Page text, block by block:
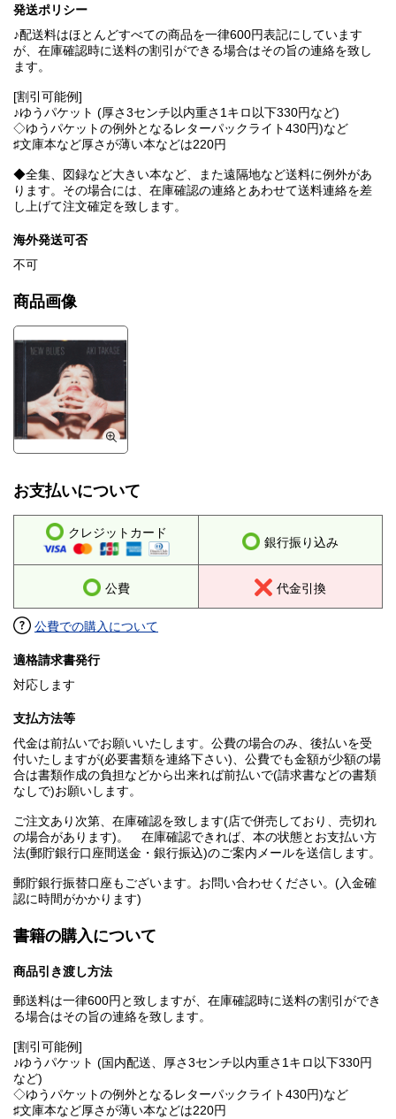
発送ポリシー
♪配送料はほとんどすべての商品を一律600円表記にしています
が、在庫確認時に送料の割引ができる場合はその旨の連絡を致し
ます。
[割引可能例]
♪ゆうパケット (厚さ3センチ以内重さ1キロ以下330円など)
◇ゆうパケットの例外となるレターパックライト430円)など
♯文庫本など厚さが薄い本などは220円
◆全集、図録など大きい本など、また遠隔地など送料に例外があ
ります。その場合には、在庫確認の連絡とあわせて送料連絡を差
し上げて注文確定を致します。
海外発送可否
不可
商品画像
お支払いについて
クレジットカード
銀行振り込み
公費 代金引換
公費での購入について
適格請求書発行
対応します
支払方法等
代金は前払いでお願いいたします。公費の場合のみ、後払いを受
付いたしますが(必要書類を連絡下さい)、公費でも金額が少額の場
合は書類作成の負担などから出来れば前払いで(請求書などの書類
なしで)お願いします。
ご注文あり次第、在庫確認を致します(店で併売しており、売切れ
の場合があります)。 在庫確認できれば、本の状態とお支払い方
法(郵貯銀行口座間送金・銀行振込)のご案内メールを送信します。
郵貯銀行振替口座もございます。お問い合わせください。(入金確
認に時間がかかります)
書籍の購入について
商品引き渡し方法
郵送料は一律600円と致しますが、在庫確認時に送料の割引ができ
る場合はその旨の連絡を致します。
[割引可能例]
♪ゆうパケット (国内配送、厚さ3センチ以内重さ1キロ以下330円
など)
◇ゆうパケットの例外となるレターパックライト430円)など
♯文庫本など厚さが薄い本などは220円